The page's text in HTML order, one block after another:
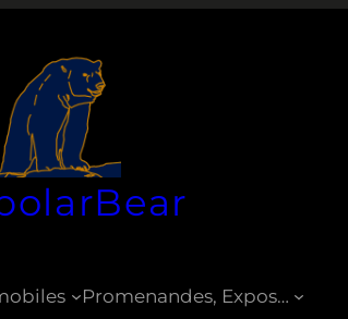
Promenandes, Expos…